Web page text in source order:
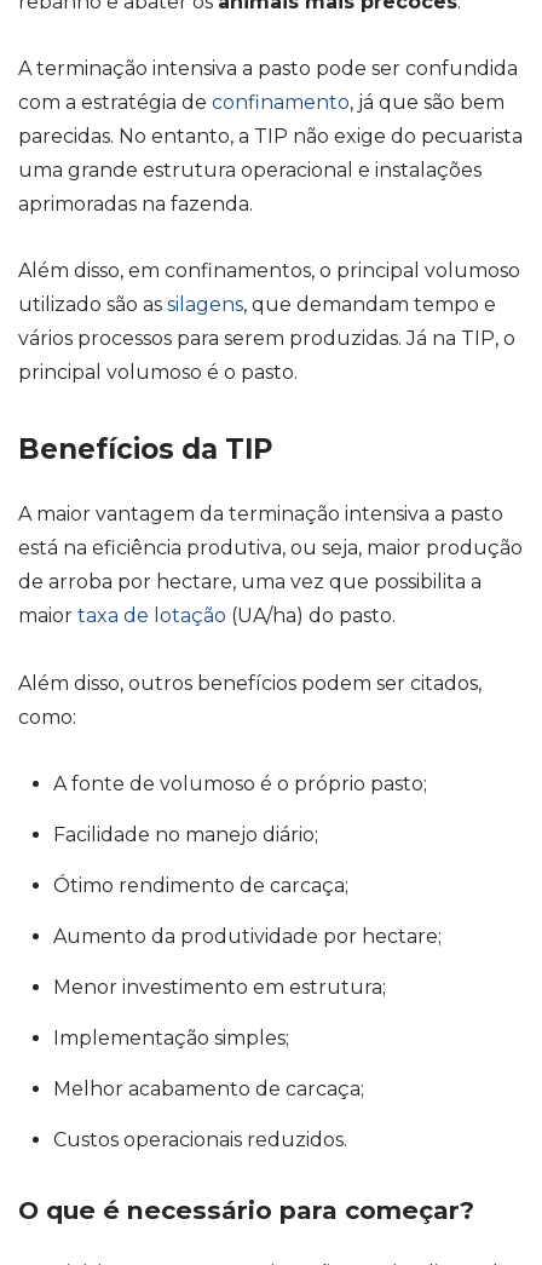
A terminação intensiva a pasto pode ser confundida
com a estratégia de confinamento, já que são bem
parecidas. No entanto, a TIP não exige do pecuarista
uma grande estrutura operacional e instalações
aprimoradas na fazenda.
Além disso, em confinamentos, o principal volumoso
utilizado são as silagens, que demandam tempo e
vários processos para serem produzidas. Já na TIP, o
principal volumoso é o pasto.
Benefícios da TIP
A maior vantagem da terminação intensiva a pasto
está na eficiência produtiva, ou seja, maior produção
de arroba por hectare, uma vez que possibilita a
maior taxa de lotação (UA/ha) do pasto.
Além disso, outros benefícios podem ser citados,
como:
A fonte de volumoso é o próprio pasto;
Facilidade no manejo diário;
Ótimo rendimento de carcaça;
Aumento da produtividade por hectare;
Menor investimento em estrutura;
Implementação simples;
Melhor acabamento de carcaça;
Custos operacionais reduzidos.
O que é necessário para começar?